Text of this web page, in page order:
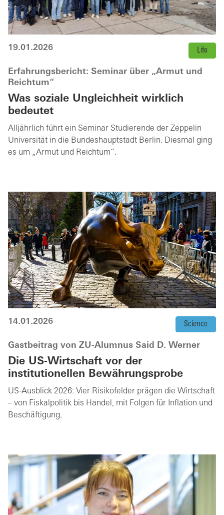
19.01.2026 Life
Erfahrungsbericht: Seminar über „Armut und
Reichtum“
Was soziale Ungleichheit wirklich
bedeutet
Alljährlich führt ein Seminar Studierende der Zeppelin
Universität in die Bundeshauptstadt Berlin. Diesmal ging
es um „Armut und Reichtum“.
14.01.2026 Science
Gastbeitrag von ZU-Alumnus Said D. Werner
Die US-Wirtschaft vor der
institutionellen Bewährungsprobe
US-Ausblick 2026: Vier Risikofelder prägen die Wirtschaft
– von Fiskalpolitik bis Handel, mit Folgen für Inflation und
Beschäftigung.